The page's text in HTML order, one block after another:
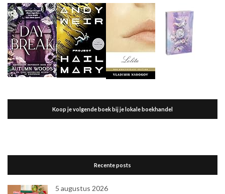
Koop je volgende boek bij je lokale boekhandel
Recente posts
5 augustus 2026